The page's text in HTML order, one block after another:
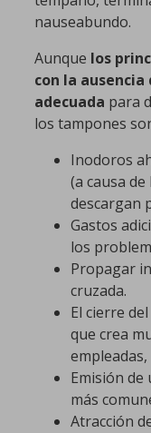
nauseabundo.
Aunque los
con la
adecuada para
los tampones
Inodoros
(a causa
descargan
Gastos
los
Propagar
cruzada.
El cierre
que crea
Emisión
más
Atracción